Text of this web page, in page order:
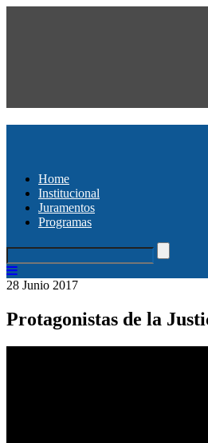
Home
Institucional
Juramentos
Programas
28 Junio 2017
Protagonistas de la